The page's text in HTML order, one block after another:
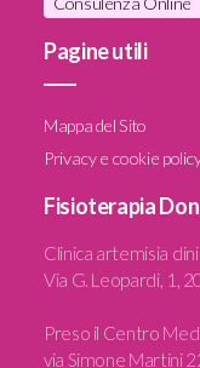
Pagine utili
Mappa del Sito
Privacy e cookie
Fisioterapia
Clinica artemisia
Via G. Leopardi, 1,
Preso il Centro
via Simone Martini